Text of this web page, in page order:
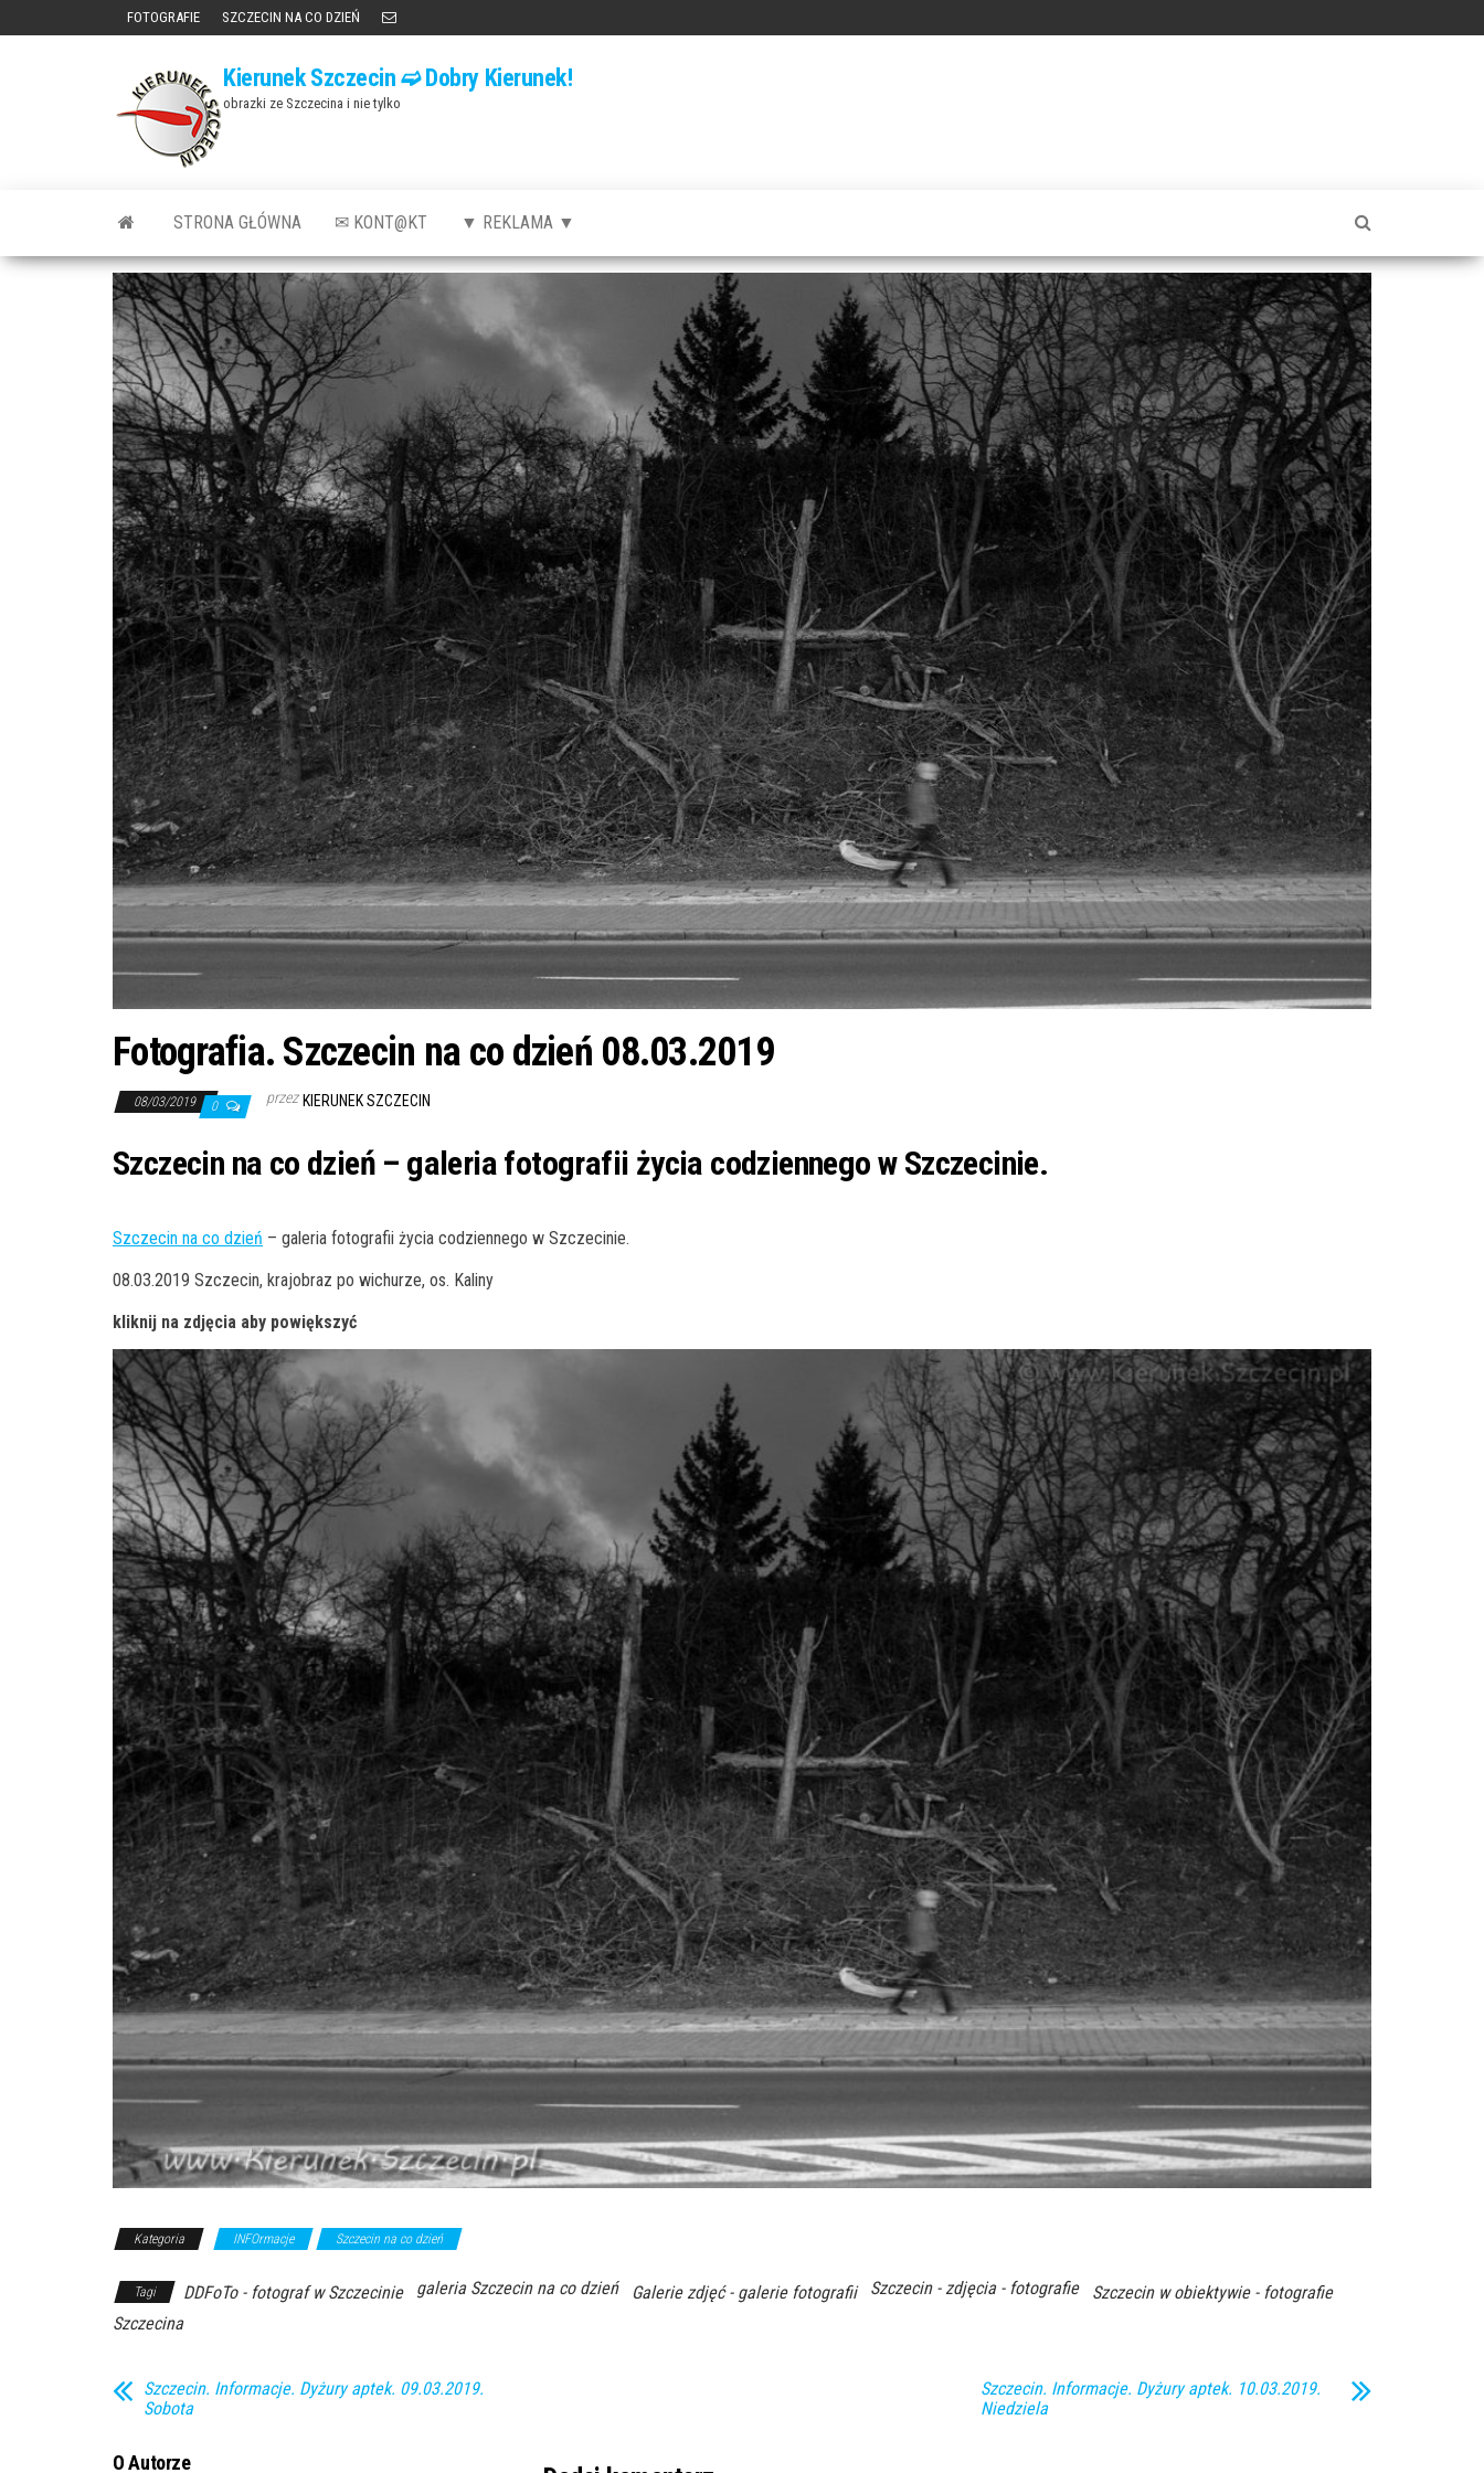
FOTOGRAFIE SZCZECIN NA CO DZIEŃ
Kierunek Szczecin ➫ Dobry Kierunek!
obrazki ze Szczecina i nie tylko
STRONA GŁÓWNA ✉ KONT@KT ▼ REKLAMA ▼
Fotografia. Szczecin na co dzień 08.03.2019
08/03/2019 0 przez KIERUNEK SZCZECIN
Szczecin na co dzień – galeria fotografii życia codziennego w Szczecinie.
Szczecin na co dzień – galeria fotografii życia codziennego w Szczecinie.
08.03.2019 Szczecin, krajobraz po wichurze, os. Kaliny
kliknij na zdjęcia aby powiększyć
Kategoria INFOrmacje Szczecin na co dzień
Tagi DDFoTo - fotograf w Szczecinie galeria Szczecin na co dzień Galerie zdjęć - galerie fotografii Szczecin - zdjęcia - fotografie
Szczecin w obiektywie - fotografie
Szczecina
Szczecin. Informacje. Dyżury aptek. 09.03.2019.
Sobota
Szczecin. Informacje. Dyżury aptek. 10.03.2019.
Niedziela
O Autorze